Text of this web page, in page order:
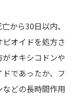
から30日以内、
オイドを処方さ
オキシコドンや
であったか、フ
どの長時間作用